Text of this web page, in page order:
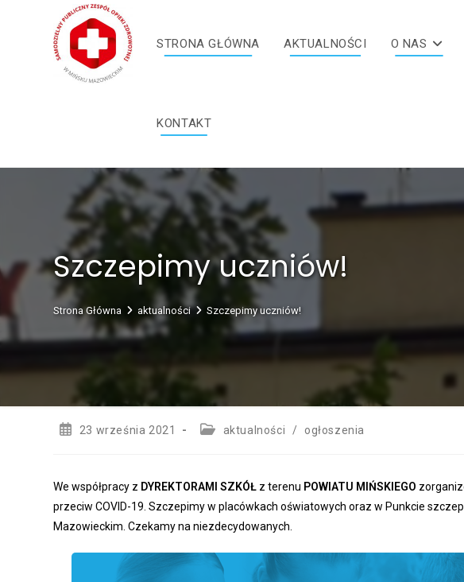
STRONA GŁÓWNA AKTUALNOŚCI O NAS
KONTAKT
Szczepimy uczniów!
Strona Główna aktualności Szczepimy uczniów!
Post23 września 2021
Postaktualności / ogłoszenia
We współpracy z DYREKTORAMI SZKÓŁ z terenu POWIATU MIŃSKIEGO
przeciw COVID-19. Szczepimy w placówkach oświatowych oraz w Punkcie
Mazowieckim. Czekamy na niezdecydowanych.